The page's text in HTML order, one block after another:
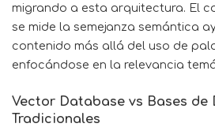
migrando a esta arquitectura. El
se mide la semejanza semántica
contenido más allá del uso de
enfocándose en la relevancia
Vector Database vs Bases de
Tradicionales